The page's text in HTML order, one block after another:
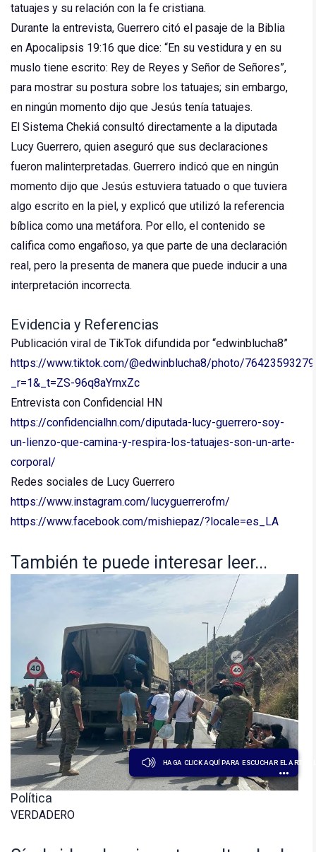
HAGA CLICK AQUÍ PARA ESCUCHAR EL
tatuajes y su relación con la fe cristiana.
Durante la entrevista, Guerrero citó el pasaje de la Biblia
en Apocalipsis 19:16 que dice: “En su vestidura y en su
muslo tiene escrito: Rey de Reyes y Señor de Señores”,
para mostrar su postura sobre los tatuajes; sin embargo,
en ningún momento dijo que Jesús tenía tatuajes.
El Sistema Chekiá consultó directamente a la diputada
Lucy Guerrero, quien aseguró que sus declaraciones
fueron malinterpretadas. Guerrero indicó que en ningún
momento dijo que Jesús estuviera tatuado o que tuviera
algo escrito en la piel, y explicó que utilizó la referencia
bíblica como una metáfora. Por ello, el contenido se
califica como engañoso, ya que parte de una declaración
real, pero la presenta de manera que puede inducir a una
interpretación incorrecta.
Evidencia y Referencias
Publicación viral de TikTok difundida por “edwinblucha8”
https://www.tiktok.com/@edwinblucha8/photo/
_r=1&_t=ZS-96q8aYrnxZc
Entrevista con Confidencial HN
https://confidencialhn.com/diputada-lucy-guerrero-soy-
un-lienzo-que-camina-y-respira-los-tatuajes-son-un-arte-
corporal/
Redes sociales de Lucy Guerrero
https://www.instagram.com/lucyguerrerofm/
https://www.facebook.com/mishiepaz/?locale=es_LA
También te puede interesar leer...
Política
VERDADERO